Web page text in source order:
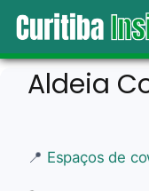
Aldeia
📍 Espaços de